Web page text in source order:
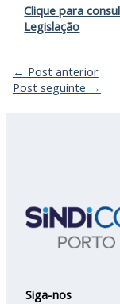
Clique para
Legislação
← Post anterior
Post seguinte →
Siga-nos